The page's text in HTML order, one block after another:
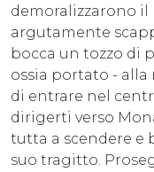
demoralizzarono
argutamente
bocca un tozzo di
ossia portato -
di entrare nel
dirigerti verso
tutta a scendere e
suo tragitto.